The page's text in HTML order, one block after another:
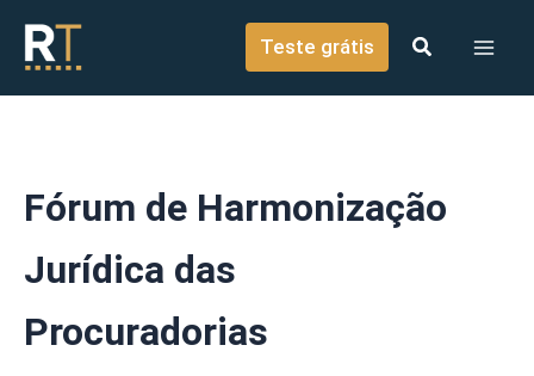
conteúdo
Teste grátis
Fórum de Harmonização
Jurídica das
Procuradorias